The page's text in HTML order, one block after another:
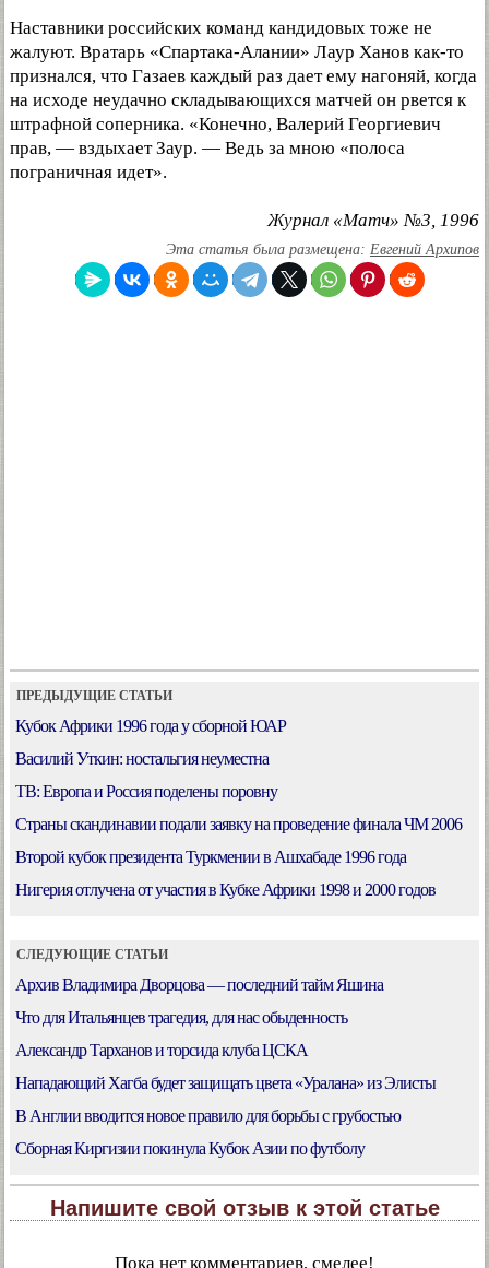
Наставники российских команд кандидовых тоже не
жалуют. Вратарь «Спартака-Алании» Лаур Ханов как-то
признался, что Газаев каждый раз дает ему нагоняй, когда
на исходе неудачно складывающихся матчей он рвется к
штрафной соперника. «Конечно, Валерий Георгиевич
прав, — вздыхает Заур. — Ведь за мною «полоса
пограничная идет».
Журнал «Матч» №3, 1996
Эта статья была размещена: Евгений Архипов
ПРЕДЫДУЩИЕ СТАТЬИ
Кубок Африки 1996 года у сборной ЮАР
Василий Уткин: ностальгия неуместна
ТВ: Европа и Россия поделены поровну
Страны скандинавии подали заявку на проведение финала ЧМ 2006
Второй кубок президента Туркмении в Ашхабаде 1996 года
Нигерия отлучена от участия в Кубке Африки 1998 и 2000 годов
СЛЕДУЮЩИЕ СТАТЬИ
Архив Владимира Дворцова — последний тайм Яшина
Что для Итальянцев трагедия, для нас обыденность
Александр Тарханов и торсида клуба ЦСКА
Нападающий Хагба будет защищать цвета «Уралана» из Элисты
В Англии вводится новое правило для борьбы с грубостью
Сборная Киргизии покинула Кубок Азии по футболу
Напишите свой отзыв к этой статье
Пока нет комментариев, смелее!